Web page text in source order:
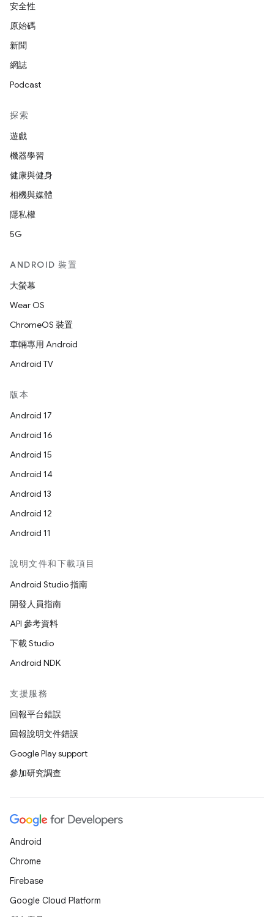
安全性
原始碼
新聞
網誌
Podcast
探索
遊戲
機器學習
健康與健身
相機與媒體
隱私權
5G
ANDROID 裝置
大螢幕
Wear OS
ChromeOS 裝置
車輛專用 Android
Android TV
版本
Android 17
Android 16
Android 15
Android 14
Android 13
Android 12
Android 11
說明文件和下載項目
Android Studio 指南
開發人員指南
API 參考資料
下載 Studio
Android NDK
支援服務
回報平台錯誤
回報說明文件錯誤
Google Play support
參加研究調查
Android
Chrome
Firebase
Google Cloud Platform